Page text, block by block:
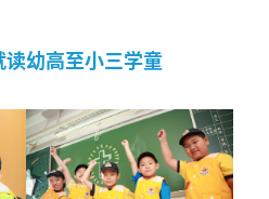
幼高至小三学童